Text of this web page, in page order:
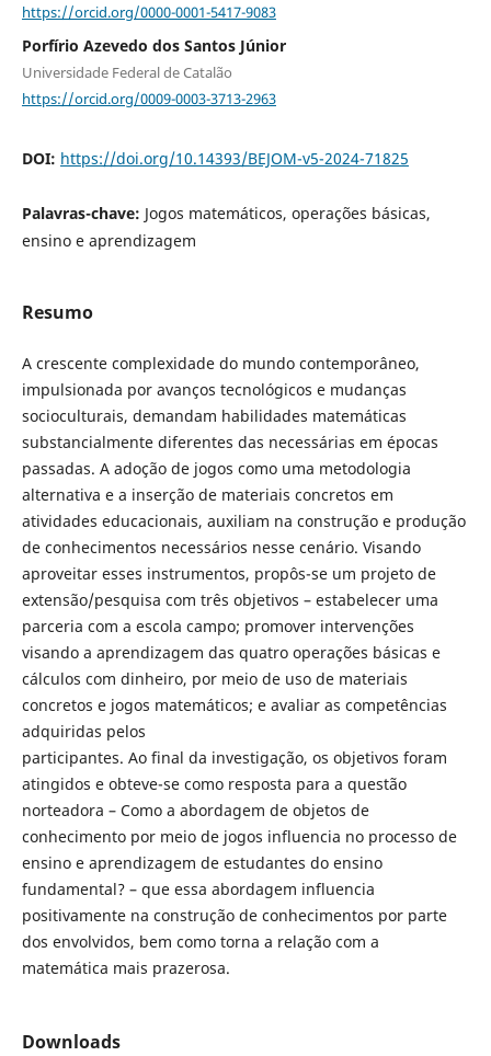
https://orcid.org/0000-0001-5417-9083
Porfírio Azevedo dos Santos Júnior
Universidade Federal de Catalão
https://orcid.org/0009-0003-3713-2963
DOI: https://doi.org/10.14393/BEJOM-v5-2024-71825
Palavras-chave: Jogos matemáticos, operações básicas,
ensino e aprendizagem
Resumo
A crescente complexidade do mundo contemporâneo,
impulsionada por avanços tecnológicos e mudanças
socioculturais, demandam habilidades matemáticas
substancialmente diferentes das necessárias em épocas
passadas. A adoção de jogos como uma metodologia
alternativa e a inserção de materiais concretos em
atividades educacionais, auxiliam na construção e produção
de conhecimentos necessários nesse cenário. Visando
aproveitar esses instrumentos, propôs-se um projeto de
extensão/pesquisa com três objetivos – estabelecer uma
parceria com a escola campo; promover intervenções
visando a aprendizagem das quatro operações básicas e
cálculos com dinheiro, por meio de uso de materiais
concretos e jogos matemáticos; e avaliar as competências
adquiridas pelos
participantes. Ao final da investigação, os objetivos foram
atingidos e obteve-se como resposta para a questão
norteadora – Como a abordagem de objetos de
conhecimento por meio de jogos influencia no processo de
ensino e aprendizagem de estudantes do ensino
fundamental? – que essa abordagem influencia
positivamente na construção de conhecimentos por parte
dos envolvidos, bem como torna a relação com a
matemática mais prazerosa.
Downloads